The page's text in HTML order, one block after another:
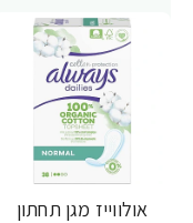
אולווייז מגן תחתון